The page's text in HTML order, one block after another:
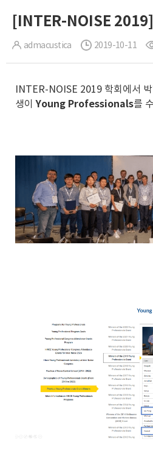
[INTER-NOISE 2019]
admacustica 2019-10-11
INTER-NOISE 2019 학회에서
생이Young Professionals를